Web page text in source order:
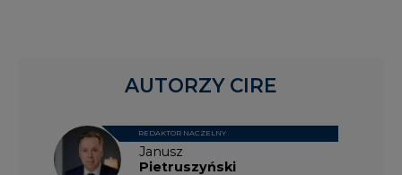
Janusz
Pietruszyński
REDAKTOR NACZELNY
AUTORZY CIRE